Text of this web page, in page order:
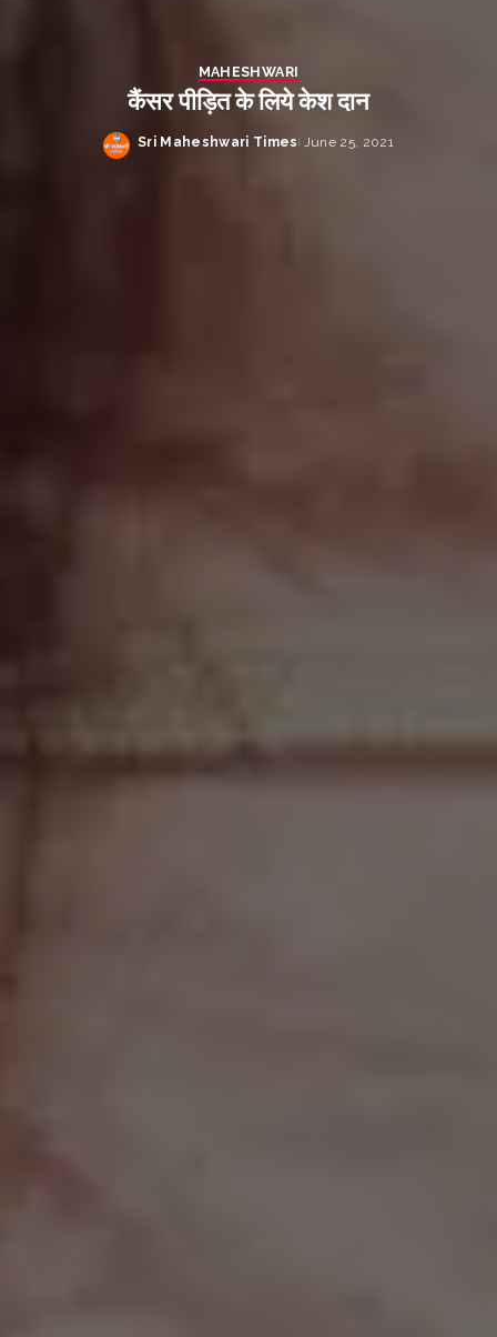
MAHESHWARI
कैंसर पीड़ित के लिये केश दान
Posted
Sri Maheshwari Times June 25, 2021